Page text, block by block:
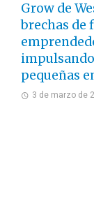
Grow de
brechas de
pequeñas
3 de marzo de